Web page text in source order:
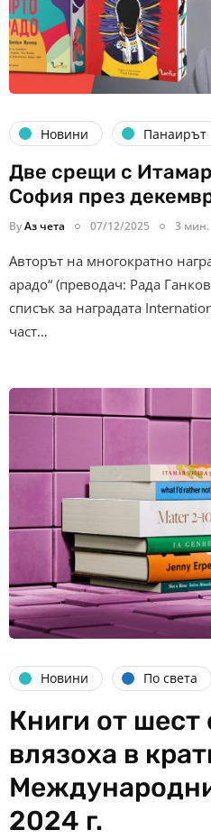
Новини Панаирът
Две срещи с
София през
ByАз чета 07/12/2025 3 мин.
Авторът на многократно
арадо“ (преводач: Рада
списък за наградата
част…
Новини По света
Книги от шест
влязоха в
2024 г.